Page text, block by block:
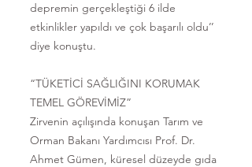
depremin gerçekleştiği 6 ilde
etkinlikler yapıldı ve çok başarılı oldu’’
diye konuştu.
“TÜKETİCİ SAĞLIĞINI KORUMAK
TEMEL GÖREVİMİZ”
Zirvenin açılışında konuşan Tarım ve
Orman Bakanı Yardımcısı Prof. Dr.
Ahmet Gümen, küresel düzeyde gıda